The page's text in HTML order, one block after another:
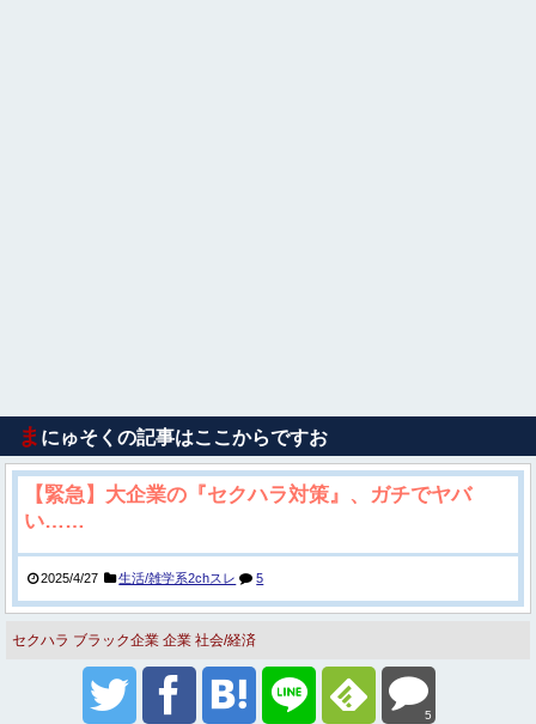
ま にゅそくの記事はここからですお
【緊急】大企業の『セクハラ対策』、ガチでヤバ
い……
2025/4/27 生活/雑学系2chスレ 5
セクハラ ブラック企業 企業 社会/経済
5